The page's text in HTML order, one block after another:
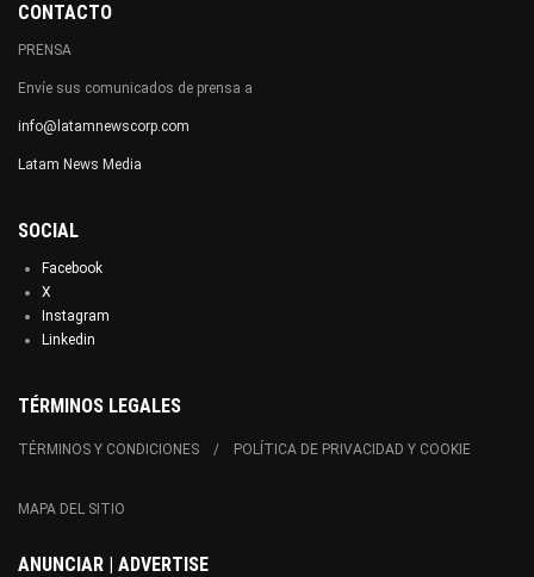
CONTACTO
PRENSA
Envíe sus comunicados de prensa a
info@latamnewscorp.com
Latam News Media
SOCIAL
Facebook
X
Instagram
Linkedin
TÉRMINOS LEGALES
TÉRMINOS Y CONDICIONES POLÍTICA DE PRIVACIDAD Y COOKIE
MAPA DEL SITIO
ANUNCIAR | ADVERTISE